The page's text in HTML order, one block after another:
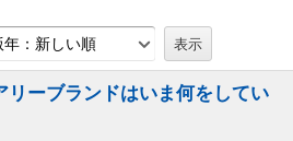
年：新しい順
リーブランドはいま何をしてい